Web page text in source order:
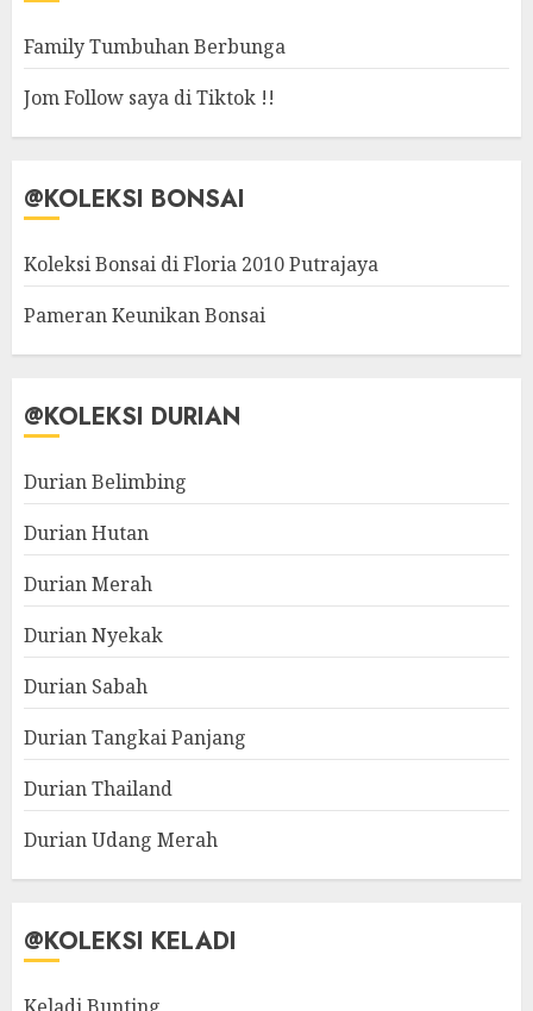
Family Tumbuhan Berbunga
Jom Follow saya di Tiktok !!
@KOLEKSI BONSAI
Koleksi Bonsai di Floria 2010 Putrajaya
Pameran Keunikan Bonsai
@KOLEKSI DURIAN
Durian Belimbing
Durian Hutan
Durian Merah
Durian Nyekak
Durian Sabah
Durian Tangkai Panjang
Durian Thailand
Durian Udang Merah
@KOLEKSI KELADI